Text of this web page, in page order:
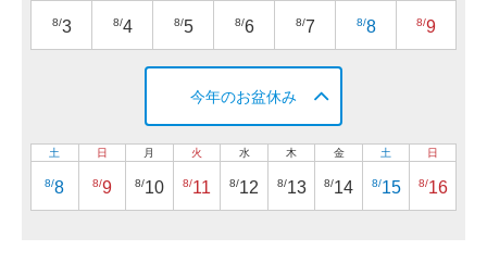
8/3 8/4 8/5 8/6 8/7 8/8 8/9
今年のお盆休み
土
8/8
日
8/9
月
8/10
火
8/11
水
8/12
木
8/13
金
8/14
土
8/15
日
8/16